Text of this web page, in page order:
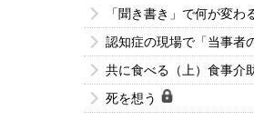
「聞き書き」で何が変
認知症の現場で「当事者
共に食べる（上）食事介
死を想う